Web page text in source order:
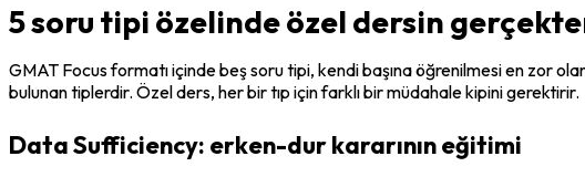
5 soru tipi özelinde özel dersin
GMAT Focus formatı içinde beş soru tipi, kendi başına öğrenilmesi en zor
bulunan tiplerdir. Özel ders, her bir tıp için farklı bir müdahale kipini gerektirir.
Data Sufficiency: erken-dur kararının eğitimi